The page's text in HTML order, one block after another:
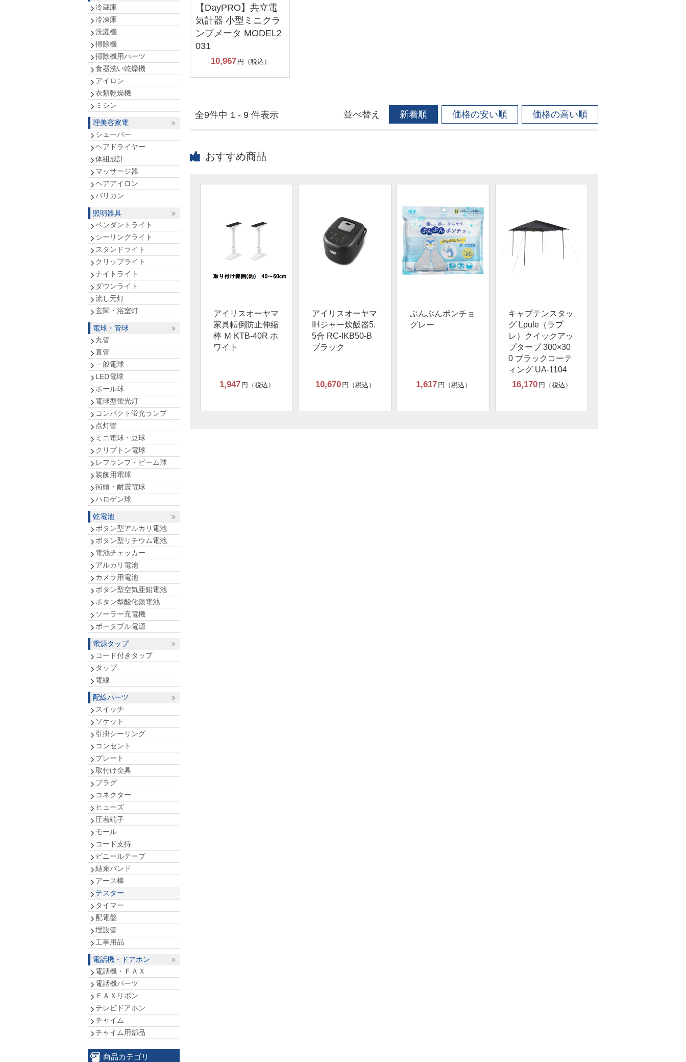
【DayPRO】共立電
気計器 小型ミニクラ
ンプメータ MODEL2
031
10,967 円（税込）
全9件中 1 - 9 件表示 並べ替え 新着順 価格の安い順 価格の高い順
冷蔵庫
冷凍庫
洗濯機
掃除機
掃除機用パーツ
食器洗い乾燥機
アイロン
衣類乾燥機
ミシン
理美容家電
シェーバー
ヘアドライヤー
体組成計
マッサージ器
ヘアアイロン
バリカン
照明器具
ペンダントライト
シーリングライト
スタンドライト
クリップライト
ナイトライト
ダウンライト
流し元灯
玄関・浴室灯
電球・管球
丸管
直管
一般電球
LED電球
ボール球
電球型蛍光灯
コンパクト蛍光ランプ
点灯管
ミニ電球・豆球
クリプトン電球
レフランプ・ビーム球
装飾用電球
街頭・耐震電球
ハロゲン球
乾電池
ボタン型アルカリ電池
ボタン型リチウム電池
電池チェッカー
アルカリ電池
カメラ用電池
ボタン型空気亜鉛電池
ボタン型酸化銀電池
ソーラー充電機
ポータブル電源
電源タップ
コード付きタップ
タップ
電線
配線パーツ
スイッチ
ソケット
引掛シーリング
コンセント
プレート
取付け金具
プラグ
コネクター
ヒューズ
圧着端子
モール
コード支持
ビニールテープ
結束バンド
アース棒
テスター
タイマー
配電盤
埋設管
工事用品
電話機・ドアホン
電話機・ＦＡＸ
電話機パーツ
ＦＡＸリボン
テレビドアホン
チャイム
チャイム用部品
商品カテゴリ
おすすめ商品
アイリスオーヤマ
家具転倒防止伸縮
棒 Ｍ KTB-40R ホ
ワイト
1,947 円（税込）
アイリスオーヤマ
IHジャー炊飯器5.
5合 RC-IKB50-B
ブラック
10,670 円（税込）
ぶんぶんポンチョ
グレー
1,617 円（税込）
キャプテンスタッ
グ Lpule（ラプ
レ）クイックアッ
プタープ 300×30
0 ブラックコーテ
ィング UA-1104
16,170 円（税込）